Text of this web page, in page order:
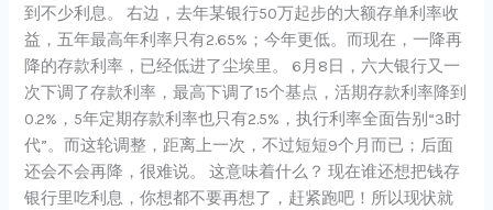
到不少利息。 右边，去年某银行50万起步的大额存单利率收
益，五年最高年利率只有2.65%；今年更低。而现在，一降再
降的存款利率，已经低进了尘埃里。 6月8日，六大银行又一
次下调了存款利率，最高下调了15个基点，活期存款利率降到
0.2%，5年定期存款利率也只有2.5%，执行利率全面告别“3时
代”。而这轮调整，距离上一次，不过短短9个月而已；后面
还会不会再降，很难说。 这意味着什么？ 现在谁还想把钱存
银行里吃利息，你想都不要再想了，赶紧跑吧！所以现状就